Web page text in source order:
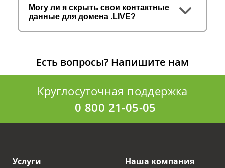
Могу ли я скрыть свои контактные
данные для домена .LIVE?
Есть вопросы? Напишите нам
Круглосуточная поддержка
0 800 21-05-05
Услуги Наша компания